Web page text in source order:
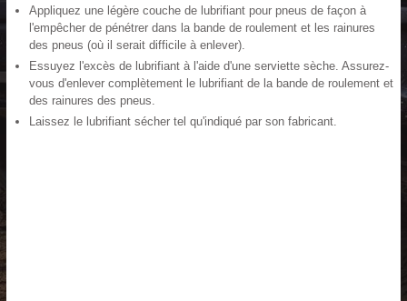
Appliquez une légère couche de lubrifiant pour pneus de façon à
l'empêcher de pénétrer dans la bande de roulement et les rainures
des pneus (où il serait difficile à enlever).
Essuyez l'excès de lubrifiant à l'aide d'une serviette sèche. Assurez-
vous d'enlever complètement le lubrifiant de la bande de roulement et
des rainures des pneus.
Laissez le lubrifiant sécher tel qu'indiqué par son fabricant.